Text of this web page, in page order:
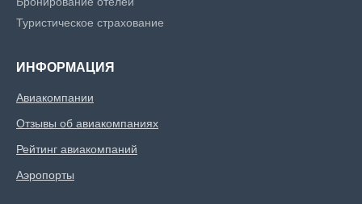
Туристическое страхование
ИНФОРМАЦИЯ
Авиакомпании
Отзывы об авиакомпаниях
Рейтинг авиакомпаний
Аэропорты